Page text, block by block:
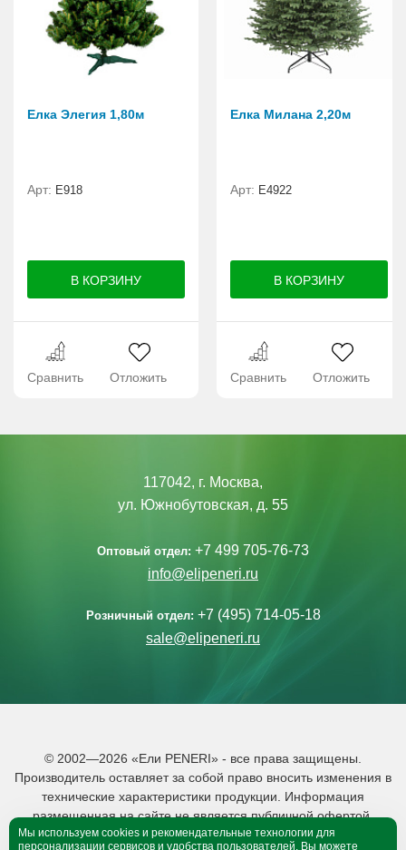
Елка Элегия 1,80м
Арт: E918
Сравнить Отложить
Елка Милана 2,20м
Арт: Е4922
Сравнить Отложить
117042, г. Москва,
ул. Южнобутовская, д. 55
Оптовый отдел: +7 499 705-76-73
info@elipeneri.ru
Розничный отдел: +7 (495) 714-05-18
sale@elipeneri.ru
© 2002—2026 «Ели PENERI» - все права защищены.
Производитель оставляет за собой право вносить изменения в
технические характеристики продукции. Информация
размещенная на сайте не является публичной офертой.
Политика обработки персональных данных
Мы используем cookies и рекомендательные технологии для
персонализации сервисов и удобства пользователей. Вы можете